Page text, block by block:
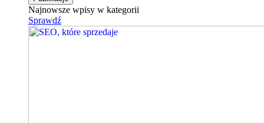
Najnowsze wpisy w kategorii
Sprawdź